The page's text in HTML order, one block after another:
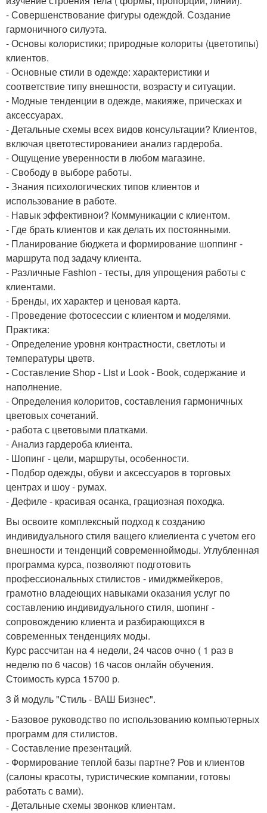
- Совершенствование фигуры одеждой. Создание
гармоничного силуэта.
- Основы колористики; природные колориты (цветотипы)
клиентов.
- Основные стили в одежде: характеристики и
соответствие типу внешности, возрасту и ситуации.
- Модные тенденции в одежде, макияже, прическах и
аксессуарах.
- Детальные схемы всех видов консультации? Клиентов,
включая цветотестированиеи анализ гардероба.
- Ощущение уверенности в любом магазине.
- Свободу в выборе работы.
- Знания психологических типов клиентов и
использование в работе.
- Навык эффективнои? Коммуникации с клиентом.
- Где брать клиентов и как делать их постоянными.
- Планирование бюджета и формирование шоппинг -
маршрута под задачу клиента.
- Различные Fashion - тесты, для упрощения работы с
клиентами.
- Бренды, их характер и ценовая карта.
- Проведение фотосессии с клиентом и моделями.
Практика:
- Определение уровня контрастности, светлоты и
температуры цветв.
- Составление Shop - List и Look - Book, содержание и
наполнение.
- Определения колоритов, составления гармоничных
цветовых сочетаний.
- работа с цветовыми платками.
- Анализ гардероба клиента.
- Шопинг - цели, маршруты, особенности.
- Подбор одежды, обуви и аксессуаров в торговых
центрах и шоу - румах.
- Дефиле - красивая осанка, грациозная походка.
Вы освоите комплексный подход к созданию
индивидуального стиля ващего клиелиента с учетом его
внешности и тенденций современноймоды. Углубленная
программа курса, позволяют подготовить
профессиональных стилистов - имиджмейкеров,
грамотно владеющих навыками оказания услуг по
составлению индивидуального стиля, шопинг -
сопровождению клиента и разбирающихся в
современных тенденциях моды.
Курс рассчитан на 4 недели, 24 часов очно ( 1 раз в
неделю по 6 часов) 16 часов онлайн обучения.
Стоимость курса 15700 р.
3 й модуль "Стиль - ВАШ Бизнес".
- Базовое руководство по использованию компьютерных
программ для стилистов.
- Составление презентаций.
- Формирование теплой базы партне? Ров и клиентов
(салоны красоты, туристические компании, готовы
работать с вами).
- Детальные схемы звонков клиентам.